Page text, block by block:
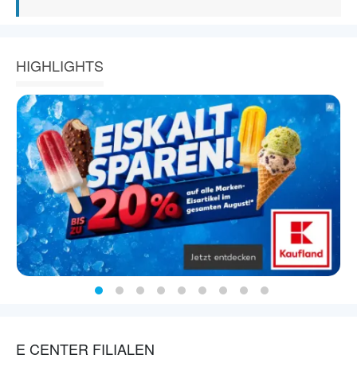
HIGHLIGHTS
E CENTER FILIALEN